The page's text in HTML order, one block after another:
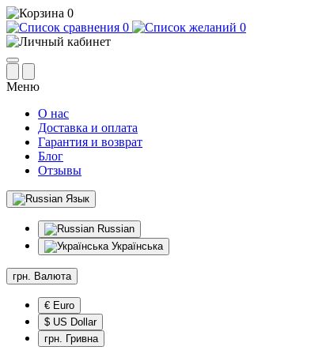
0
0
0
Меню
О нас
Доставка и оплата
Гарантия и возврат
Блог
Отзывы
Язык
Russian
Українська
грн. Валюта
€ Euro
$ US Dollar
грн. Гривна